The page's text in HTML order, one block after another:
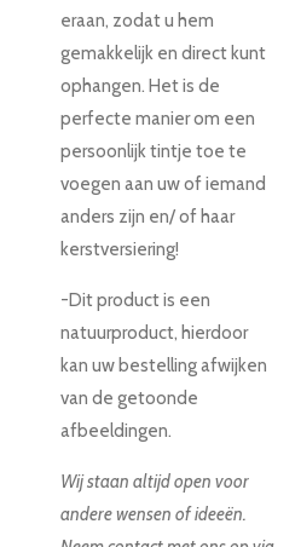
eraan, zodat u hem
gemakkelijk en direct kunt
ophangen. Het is de
perfecte manier om een
persoonlijk tintje toe te
voegen aan uw of iemand
anders zijn en/ of haar
kerstversiering!
-Dit product is een
natuurproduct, hierdoor
kan uw bestelling afwijken
van de getoonde
afbeeldingen.
Wij staan altijd open voor
andere wensen of ideeën.